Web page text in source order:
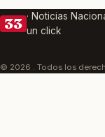
33 · Noticias
un click
© 2026 . Todos los